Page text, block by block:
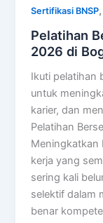
Sertifikasi BNSP
Pelatihan
2026 di
Ikuti pelatihan
untuk
karier, dan
Pelatihan
Meningkatkan
kerja yang
sering kali
selektif dalam
benar